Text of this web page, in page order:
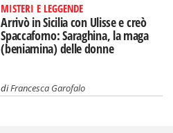
MISTERI E LEGGENDE
Arrivò in Sicilia con Ulisse e creò
Spaccaforno: Saraghina, la maga
(beniamina) delle donne
diFrancesca Garofalo